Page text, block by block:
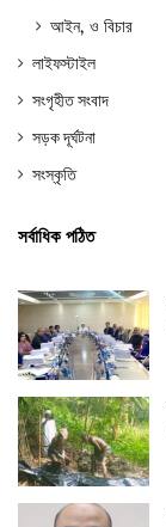
আইন, ও বিচার
লাইফস্টাইল
সংগৃহীত সংবাদ
সড়ক দূর্ঘটনা
সংস্কৃতি
সর্বাধিক পঠিত